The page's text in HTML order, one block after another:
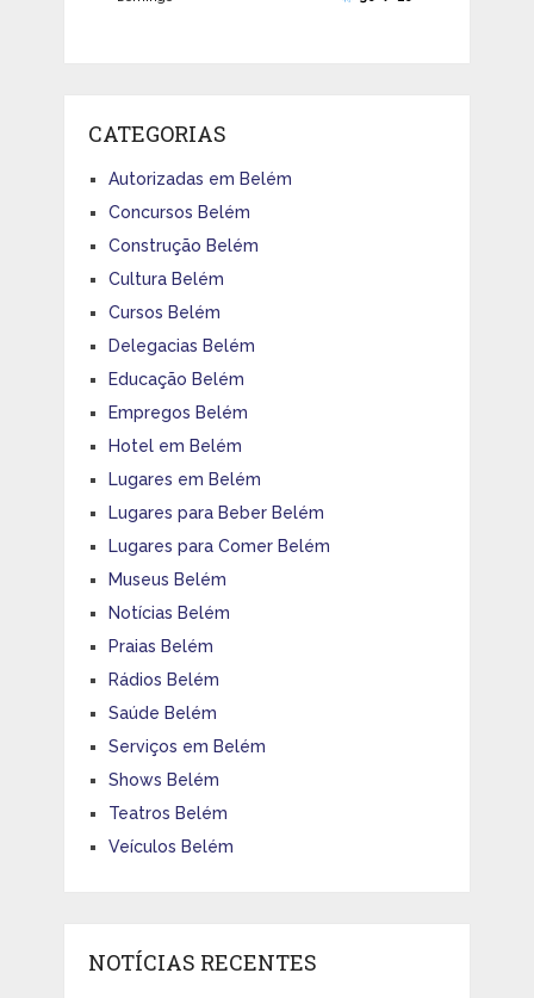
CATEGORIAS
Autorizadas em Belém
Concursos Belém
Construção Belém
Cultura Belém
Cursos Belém
Delegacias Belém
Educação Belém
Empregos Belém
Hotel em Belém
Lugares em Belém
Lugares para Beber Belém
Lugares para Comer Belém
Museus Belém
Notícias Belém
Praias Belém
Rádios Belém
Saúde Belém
Serviços em Belém
Shows Belém
Teatros Belém
Veículos Belém
NOTÍCIAS RECENTES